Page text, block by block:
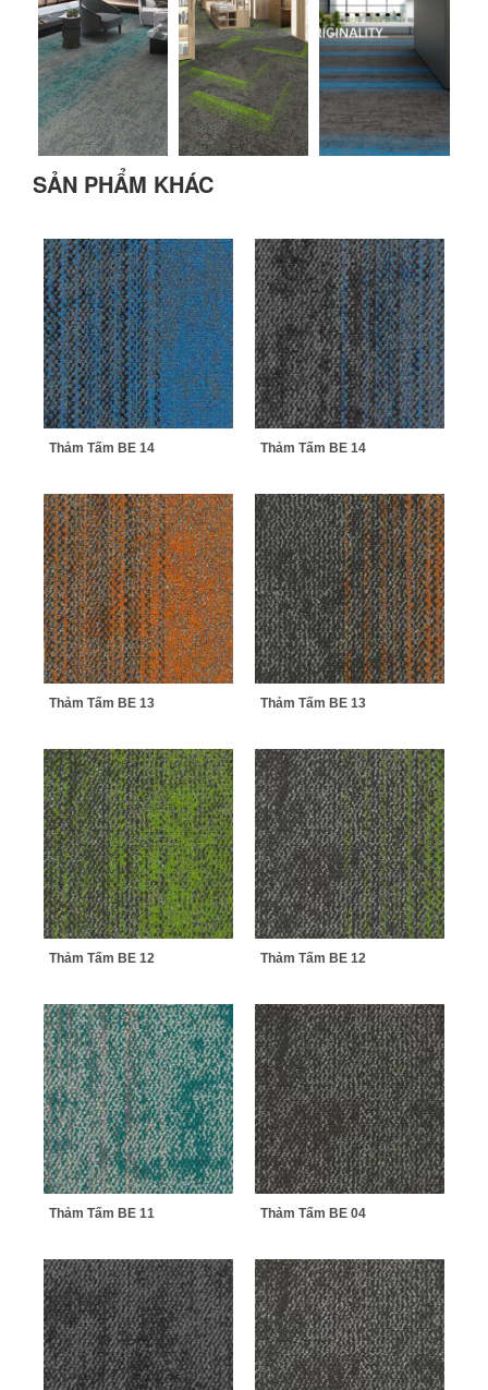
SẢN PHẨM KHÁC
Thảm Tấm BE 14 Thảm Tấm BE 14
Thảm Tấm BE 13 Thảm Tấm BE 13
Thảm Tấm BE 12 Thảm Tấm BE 12
Thảm Tấm BE 11 Thảm Tấm BE 04